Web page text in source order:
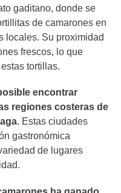
gaditano, donde se
de camarones en
locales. Su proximidad
frescos, lo que
tortillas.
encontrar
regiones costeras de
. Estas ciudades
gastronómica
de lugares